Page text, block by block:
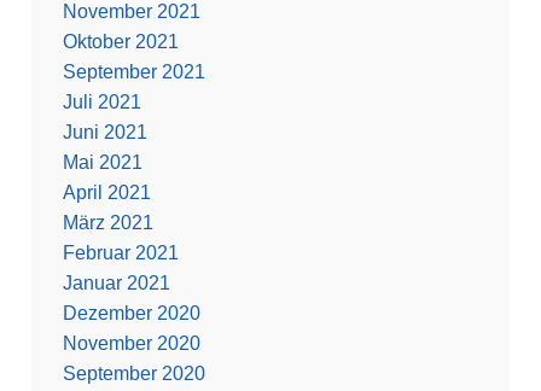
November 2021
Oktober 2021
September 2021
Juli 2021
Juni 2021
Mai 2021
April 2021
März 2021
Februar 2021
Januar 2021
Dezember 2020
November 2020
September 2020